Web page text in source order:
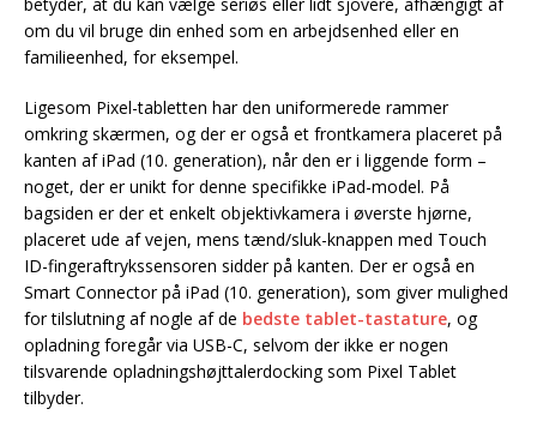
om du vil bruge din enhed som en arbejdsenhed eller en
familieenhed, for eksempel.
Ligesom Pixel-tabletten har den uniformerede rammer
omkring skærmen, og der er også et frontkamera placeret på
kanten af iPad (10. generation), når den er i liggende form –
noget, der er unikt for denne specifikke iPad-model. På
bagsiden er der et enkelt objektivkamera i øverste hjørne,
placeret ude af vejen, mens tænd/sluk-knappen med Touch
ID-fingeraftrykssensoren sidder på kanten. Der er også en
Smart Connector på iPad (10. generation), som giver mulighed
for tilslutning af nogle af de bedste tablet-tastature, og
opladning foregår via USB-C, selvom der ikke er nogen
tilsvarende opladningshøjttalerdocking som Pixel Tablet
tilbyder.